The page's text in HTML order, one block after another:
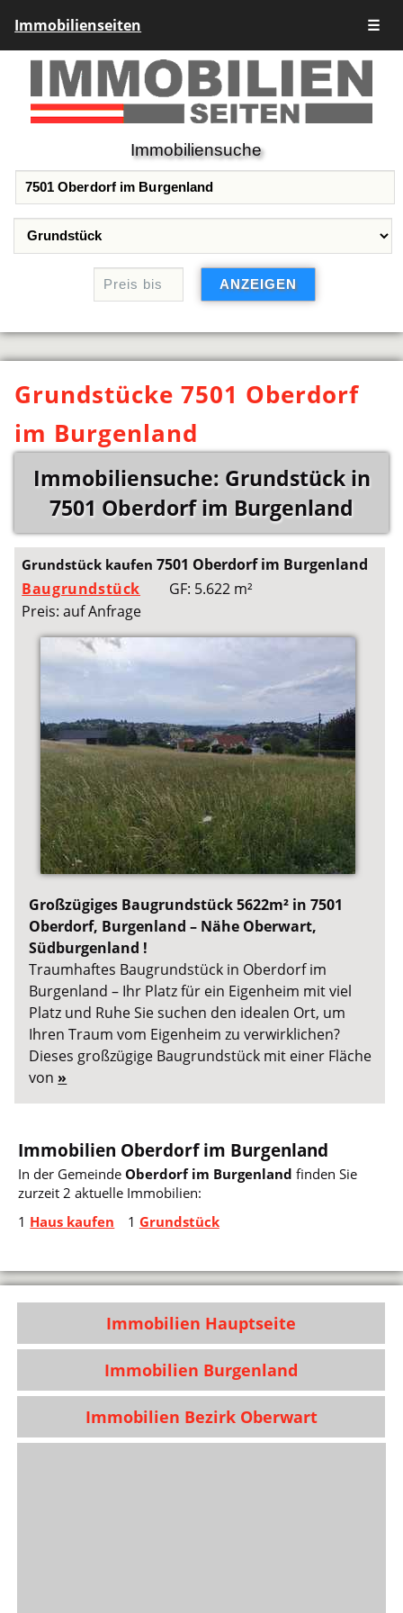
Immobilienseiten ☰
Immobiliensuche
Grundstücke 7501 Oberdorf
im Burgenland
Immobiliensuche: Grundstück in
7501 Oberdorf im Burgenland
Grundstück kaufen7501 Oberdorf im Burgenland
Baugrundstück
GF: 5.622 m²
Preis: auf Anfrage
Großzügiges Baugrundstück 5622m² in 7501
Oberdorf, Burgenland – Nähe Oberwart,
Südburgenland !
Traumhaftes Baugrundstück in Oberdorf im
Burgenland – Ihr Platz für ein Eigenheim mit viel
Platz und Ruhe Sie suchen den idealen Ort, um
Ihren Traum vom Eigenheim zu verwirklichen?
Dieses großzügige Baugrundstück mit einer Fläche
von »
Immobilien Oberdorf im Burgenland
In der GemeindeOberdorf im Burgenland finden Sie
zurzeit 2 aktuelle Immobilien:
1 Haus kaufen 1 Grundstück
Immobilien Hauptseite
Immobilien Burgenland
Immobilien Bezirk Oberwart